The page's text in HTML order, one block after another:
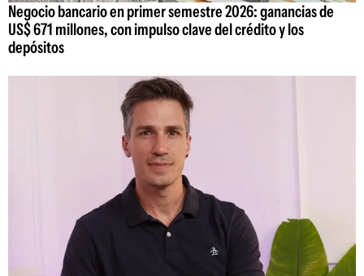
Negocio bancario en primer semestre 2026: ganancias de
US$ 671 millones, con impulso clave del crédito y los
depósitos